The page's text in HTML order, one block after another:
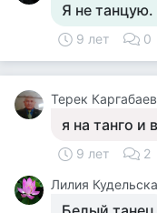
Я не танцую.
9 лет 0
Терек Каргабаев
я на танго и
9 лет 2
Лилия